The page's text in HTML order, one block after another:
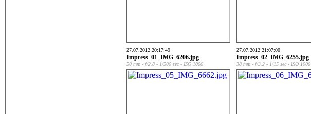
27.07.2012 20:17:49
Impress_01_IMG_6206.jpg
50 mm - f/2.8 - 1/500 sec - ISO 1000
27.07.2012 21:07:00
Impress_02_IMG_6255.jpg
38 mm - f/3.2 - 1/15 sec - ISO 1000